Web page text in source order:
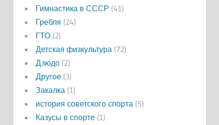
Гимнастика в СССР (41)
Гребля (24)
ГТО(2)
Детская физкультура (72)
Дзюдо(2)
Другое(3)
Закалка (1)
история советского спорта (5)
Казусы в спорте(1)